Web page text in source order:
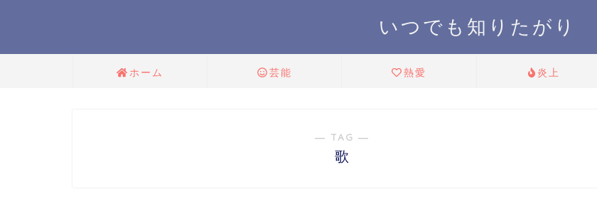
いつでも知りたがり
ホーム 芸能 熱愛 炎上
― TAG ―
歌